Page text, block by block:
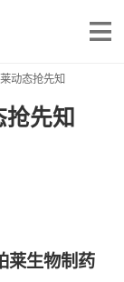
动态抢先知
先知
莱生物制药